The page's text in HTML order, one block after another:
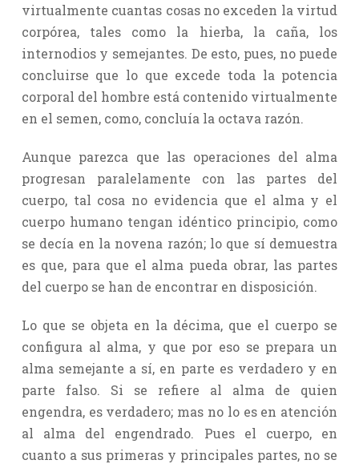
virtualmente cuantas cosas no exceden la virtud
corpórea, tales como la hierba, la caña, los
internodios y semejantes. De esto, pues, no puede
concluirse que lo que excede toda la potencia
corporal del hombre está contenido virtualmente
en el semen, como, concluía la octava razón.
Aunque parezca que las operaciones del alma
progresan paralelamente con las partes del
cuerpo, tal cosa no evidencia que el alma y el
cuerpo humano tengan idéntico principio, como
se decía en la novena razón; lo que sí demuestra
es que, para que el alma pueda obrar, las partes
del cuerpo se han de encontrar en disposición.
Lo que se objeta en la décima, que el cuerpo se
configura al alma, y que por eso se prepara un
alma semejante a sí, en parte es verdadero y en
parte falso. Si se refiere al alma de quien
engendra, es verdadero; mas no lo es en atención
al alma del engendrado. Pues el cuerpo, en
cuanto a sus primeras y principales partes, no se